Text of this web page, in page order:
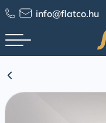
Skip
to
content
info@flatco.hu